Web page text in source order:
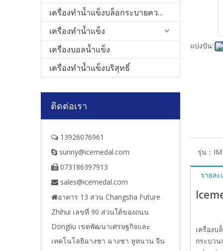
เครื่องทำน้ำแข็งบล็อกระบายความร้อนโดยตรง
เครื่องทำน้ำแข็ง
เครื่องบอลน้ำแข็ง
เครื่องทำน้ำแข็งบริสุทธิ์
ติดต่อเรา
 13926076961
 sunny@icemedal.com
 073186397913
 sales@icemedal.com
อาคาร 13 สวน Changsha Future
Zhihui เลขที่ 90 ส่วนใต้ของถนน
Dongliu เขตพัฒนาเศรษฐกิจและ
เทคโนโลยีฉางชา ฉางชา หูหนาน จีน
แบ่งปัน:
รุ่น：
รายละ
เครื่องบ
กระบว